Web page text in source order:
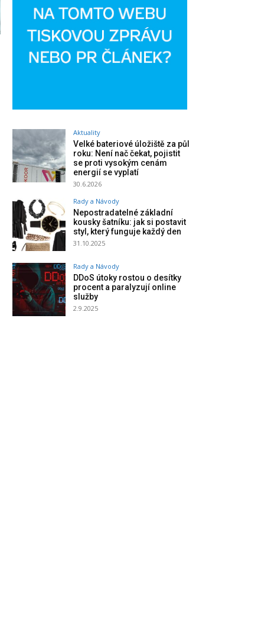
Aktuality
Velké bateriové úložiště za půl
roku: Není nač čekat, pojistit
se proti vysokým cenám
energií se vyplatí
30.6.2026
Rady a Návody
Nepostradatelné základní
kousky šatníku: jak si postavit
styl, který funguje každý den
31.10.2025
Rady a Návody
DDoS útoky rostou o desítky
procent a paralyzují online
služby
2.9.2025